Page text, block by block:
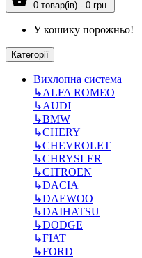
0 товар(ів) - 0 грн.
У кошику порожньо!
Категорії
Вихлопна система
↳ALFA ROMEO
↳AUDI
↳BMW
↳CHERY
↳CHEVROLET
↳CHRYSLER
↳CITROEN
↳DACIA
↳DAEWOO
↳DAIHATSU
↳DODGE
↳FIAT
↳FORD